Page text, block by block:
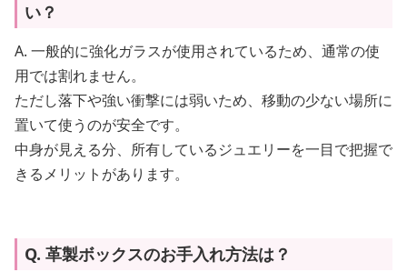
い？
A. 一般的に強化ガラスが使用されているため、通常の使
用では割れません。
ただし落下や強い衝撃には弱いため、移動の少ない場所に
置いて使うのが安全です。
中身が見える分、所有しているジュエリーを一目で把握で
きるメリットがあります。
Q. 革製ボックスのお手入れ方法は？